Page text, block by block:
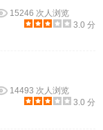
15246 次人浏览
3.0 分
14493 次人浏览
3.0 分